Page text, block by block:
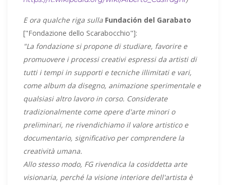
E ora qualche riga sulla Fundación del Garabato
["Fondazione dello Scarabocchio"]:
"La fondazione si propone di studiare, favorire e
promuovere i processi creativi espressi da artisti di
tutti i tempi in supporti e tecniche illimitati e vari,
come album da disegno, animazione sperimentale e
qualsiasi altro lavoro in corso. Considerate
tradizionalmente come opere d'arte minori o
preliminari, ne rivendichiamo il valore artistico e
documentario, significativo per comprendere la
creatività umana.
Allo stesso modo, FG rivendica la cosiddetta arte
visionaria, perché la visione interiore dell'artista è